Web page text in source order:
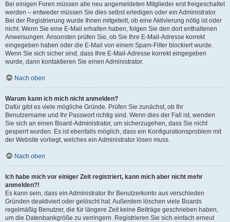
Bei einigen Foren müssen alle neu angemeldeten Mitglieder erst freigeschaltet
werden – entweder müssen Sie dies selbst erledigen oder ein Administrator.
Bei der Registrierung wurde Ihnen mitgeteilt, ob eine Aktivierung nötig ist oder
nicht. Wenn Sie eine E-Mail erhalten haben, folgen Sie den dort enthaltenen
Anweisungen. Ansonsten prüfen Sie, ob Sie Ihre E-Mail-Adresse korrekt
eingegeben haben oder die E-Mail von einem Spam-Filter blockiert wurde.
Wenn Sie sich sicher sind, dass Ihre E-Mail-Adresse korrekt eingegeben
wurde, dann kontaktieren Sie einen Administrator.
Nach oben
Warum kann ich mich nicht anmelden?
Dafür gibt es viele mögliche Gründe. Prüfen Sie zunächst, ob Ihr
Benutzername und Ihr Passwort richtig sind. Wenn dies der Fall ist, wenden
Sie sich an einen Board-Administrator, um sicherzugehen, dass Sie nicht
gesperrt wurden. Es ist ebenfalls möglich, dass ein Konfigurationsproblem mit
der Website vorliegt, welches ein Administrator lösen muss.
Nach oben
Ich habe mich vor einiger Zeit registriert, kann mich aber nicht mehr
anmelden?!
Es kann sein, dass ein Administrator Ihr Benutzerkonto aus verschieden
Gründen deaktiviert oder gelöscht hat. Außerdem löschen viele Boards
regelmäßig Benutzer, die für längere Zeit keine Beiträge geschrieben haben,
um die Datenbankgröße zu verringern. Registrieren Sie sich einfach erneut